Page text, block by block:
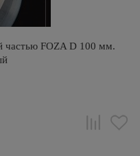
частью FOZA D 100 мм.